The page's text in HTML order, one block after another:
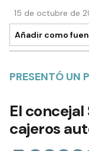
15 de octubre de
Añadir como
PRESENTÓ UN
El
cajeros